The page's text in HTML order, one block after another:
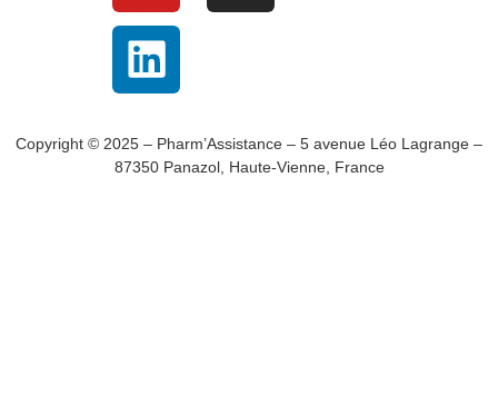
Copyright © 2025 – Pharm’Assistance – 5 avenue Léo Lagrange –
87350 Panazol, Haute-Vienne, France